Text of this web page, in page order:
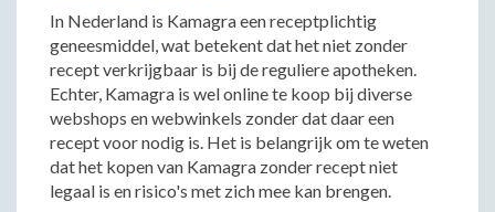
In Nederland is Kamagra een receptplichtig
geneesmiddel, wat betekent dat het niet zonder
recept verkrijgbaar is bij de reguliere apotheken.
Echter, Kamagra is wel online te koop bij diverse
webshops en webwinkels zonder dat daar een
recept voor nodig is. Het is belangrijk om te weten
dat het kopen van Kamagra zonder recept niet
legaal is en risico's met zich mee kan brengen.